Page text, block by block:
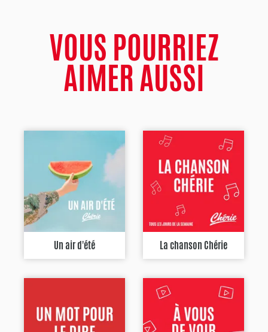
VOUS POURRIEZ
AIMER AUSSI
Un air d'été La chanson Chérie